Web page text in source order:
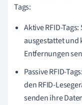
Tags:
Aktive RFID-
ausgestattet und
Entfernungen
Passive RFID-
den RFID-
senden ihre